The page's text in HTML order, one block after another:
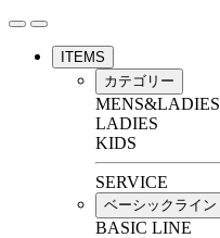
ITEMS
カテゴリー
MENS&LADIES
LADIES
KIDS
SERVICE
ベーシックライン
BASIC LINE